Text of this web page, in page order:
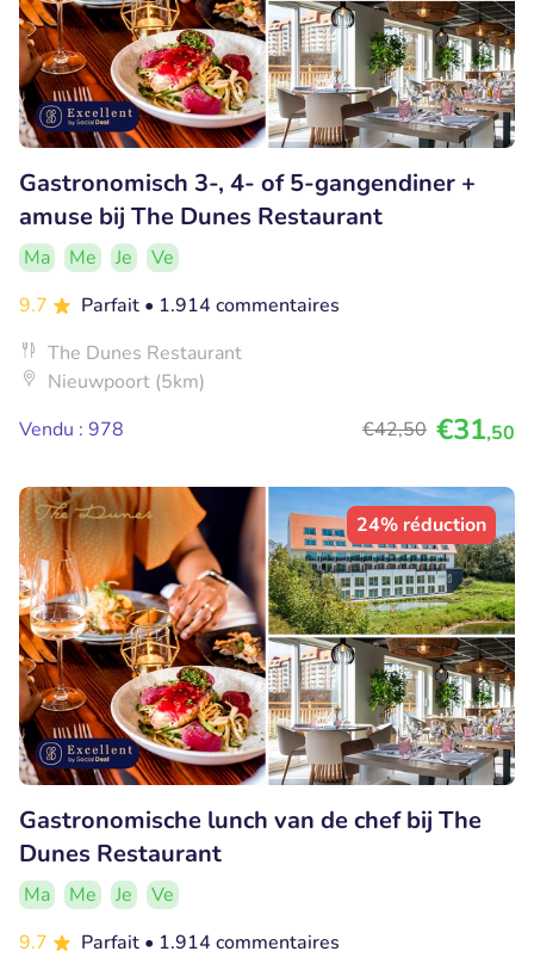
Gastronomisch 3-, 4- of 5-gangendiner +
amuse bij The Dunes Restaurant
Ma Me Je
Ve
9.7
Parfait • 1.914 commentaires
The Dunes Restaurant
Nieuwpoort (5km)
Vendu : 978
€42,50 €31,50
24% réduction
Gastronomische lunch van de chef bij The
Dunes Restaurant
Ma Me Je
Ve
9.7
Parfait • 1.914 commentaires